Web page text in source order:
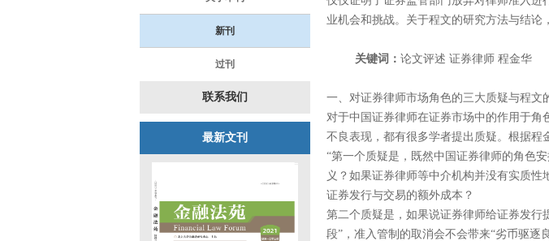
新刊
过刊
联系我们
最新文刊
业机会和挑战。关于程文的研究方法与结论
关键词： 论文评述 证券律师 程金华
一、对证券律师市场角色的三大质疑与程文
对于中国证券律师在证券市场中的作用于
不良表现，都有很多学者提出质疑。根据程
“第一个质疑是，既然中国证券律师的角色
义？如果证券律师等中介机构并没有实质
证券发行与交易的额外成本？
第二个质疑是，如果说证券律师给证券发行
段”，准入管制的取消会不会带来“劣币驱逐